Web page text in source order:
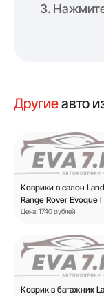
Другиеавто
Коврики в салон
Range Rover Evoque I
Цена: 1740 рублей
Коврик в багажник